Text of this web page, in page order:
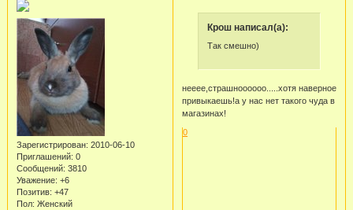
Зарегистрирован: 2010-06-10
Приглашений: 0
Сообщений: 3810
Уважение: +6
Позитив: +47
Пол: Женский
Крош написал(а):
Так смешно)
нееее,страшноооооо.....хотя наверное
привыкаешь!а у нас нет такого чуда в
магазинах!
0